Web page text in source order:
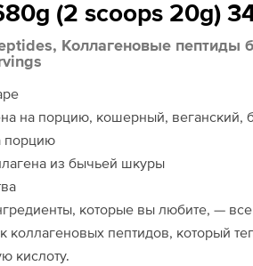
(2 scoops 20g)
Коллагеновые пептиды
на порцию, кошерный, веганский,
порцию
из бычьей шкуры
которые вы любите, —
коллагеновых пептидов, который
кислоту.